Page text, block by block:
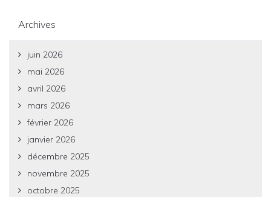
Archives
juin 2026
mai 2026
avril 2026
mars 2026
février 2026
janvier 2026
décembre 2025
novembre 2025
octobre 2025